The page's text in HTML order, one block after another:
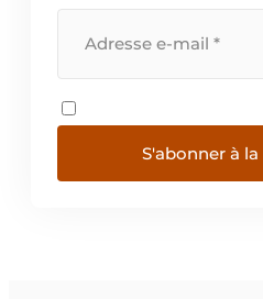
S'abonner à